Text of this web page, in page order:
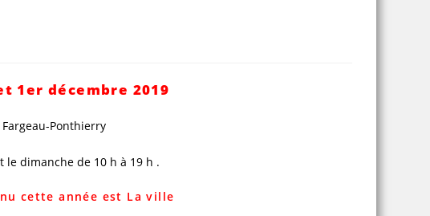
1er décembre 2019
Fargeau-Ponthierry
le dimanche de 10 h à 19 h .
cette année est La ville